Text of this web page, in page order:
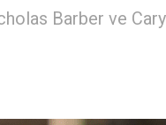
Barber ve